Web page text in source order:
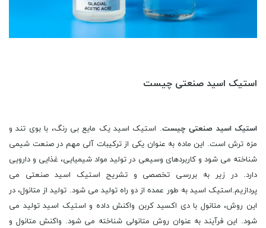
استیک اسید صنعتی چیست
استیک اسید صنعتی چیست. استیک اسید یک مایع بی رنگ، با بوی تند و
مزه ترش است. این ماده به عنوان یکی از ترکیبات آلی مهم در صنعت شیمی
شناخته می شود و کاربردهای وسیعی در تولید مواد شیمیایی، غذایی و دارویی
دارد. در زیر به بررسی تخصصی و تشریح استیک اسید صنعتی می
پردازیم.استیک اسید به طور عمده از دو راه تولید می شود. تولید از متانول، در
این روش، متانول با دی اکسید کربن واکنش داده و استیک اسید تولید می
شود. این فرآیند به عنوان روش متانولی شناخته می شود. واکنش متانول و